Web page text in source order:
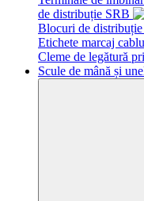
de distribuție SRB
Blocuri de
Etichetе marcaj cablu
Cleme de legătură
Scule de mână și